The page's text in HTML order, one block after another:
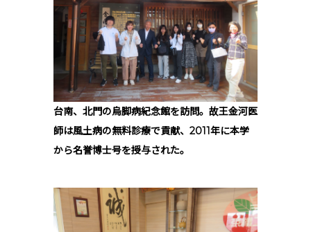
台南、北門の烏脚病紀念館を訪問。故王金河医
師は風土病の無料診療で貢献、2011年に本学
から名誉博士号を授与された。